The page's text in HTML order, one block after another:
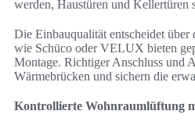
werden, Haustüren und Kellertüren
Die Einbauqualität entscheidet über
wie Schüco oder VELUX bieten
Montage. Richtiger Anschluss und
Wärmebrücken und sichern die
Kontrollierte Wohnraumlüftung